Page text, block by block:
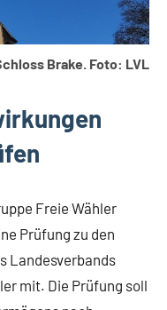
Brake. Foto: LVL
Freie Wähler
Prüfung zu den
Landesverbands
mit. Die Prüfung soll